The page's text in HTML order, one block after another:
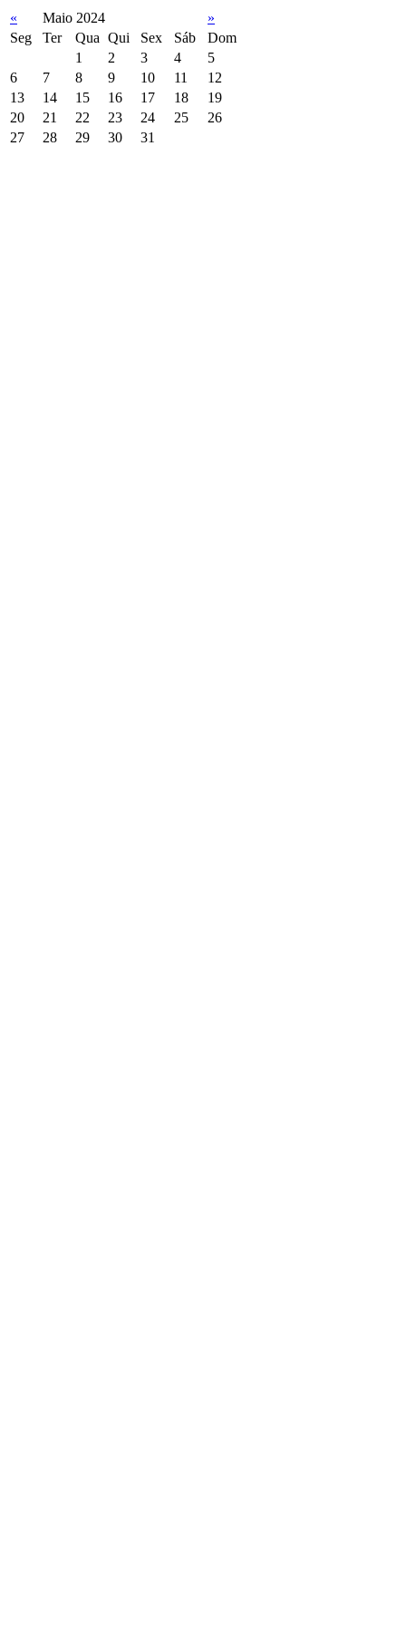
« Maio 2024
»
Seg
Ter Qua Qui Sex Sáb
Dom
1
2 3 4
5
6
7 8 9 10 11
12
13
14 15 16 17 18
19
20
21 22 23 24 25
26
27
28 29 30 31